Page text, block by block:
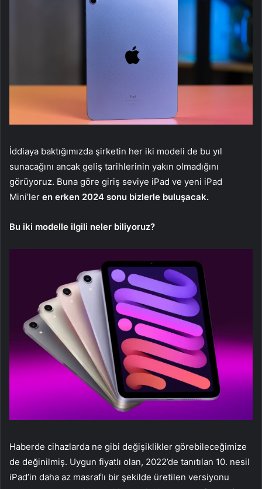
İddiaya baktığımızda şirketin her iki modeli de bu yıl
sunacağını ancak geliş tarihlerinin yakın olmadığını
görüyoruz. Buna göre giriş seviye iPad ve yeni iPad
Mini’ler en erken 2024 sonu bizlerle buluşacak.
Bu iki modelle ilgili neler biliyoruz?
Haberde cihazlarda ne gibi değişiklikler görebileceğimize
de değinilmiş. Uygun fiyatlı olan, 2022’de tanıtılan 10. nesil
iPad’in daha az masraflı bir şekilde üretilen versiyonu